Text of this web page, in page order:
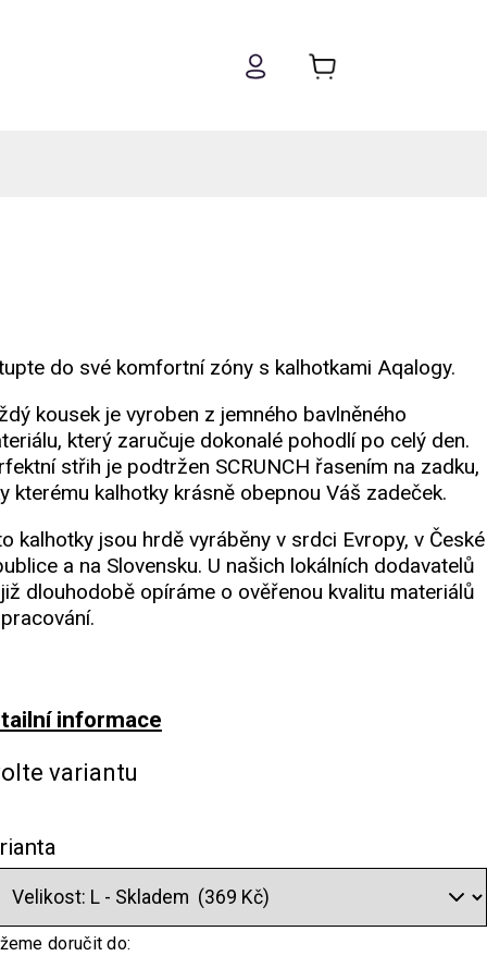
variantu
doručit do:
do své komfortní zóny s kalhotkami Aqalogy.
kousek je vyroben z jemného bavlněného
který zaručuje dokonalé pohodlí po celý den.
střih je podtržen SCRUNCH řasením na zadku,
kterému kalhotky krásně obepnou Váš zadeček.
kalhotky jsou hrdě vyráběny v srdci Evropy, v České
a na Slovensku. U našich lokálních dodavatelů
dlouhodobě opíráme o ověřenou kvalitu materiálů
informace